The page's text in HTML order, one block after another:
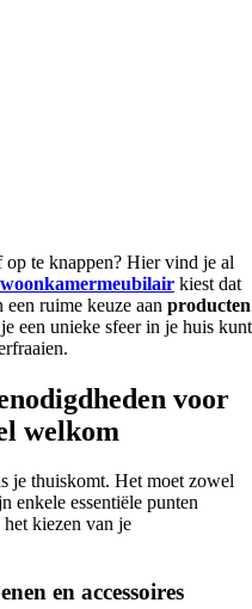
te knappen? Hier vind je al
woonkamermeubilair kiest dat
ruime keuze aan producten
een unieke sfeer in je huis kunt
voor
welkom
je thuiskomt. Het moet zowel
enkele essentiële punten
kiezen van je
en accessoires